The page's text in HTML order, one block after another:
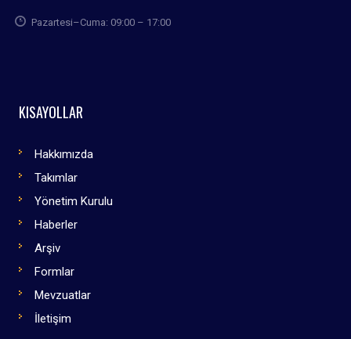
Pazartesi–Cuma: 09:00 – 17:00
KISAYOLLAR
Hakkımızda
Takımlar
Yönetim Kurulu
Haberler
Arşiv
Formlar
Mevzuatlar
İletişim